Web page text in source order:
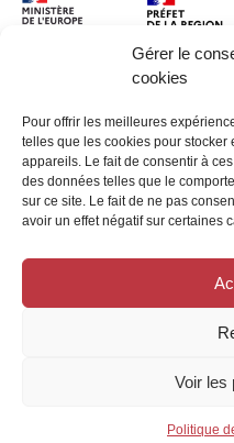
Gérer le
cookies
Pour offrir les meilleures
telles que les cookies pour
appareils. Le fait de consentir à
des données telles que le
sur ce site. Le fait de ne pas
avoir un effet négatif sur certaines
Voir les
Politique
Réalisation :